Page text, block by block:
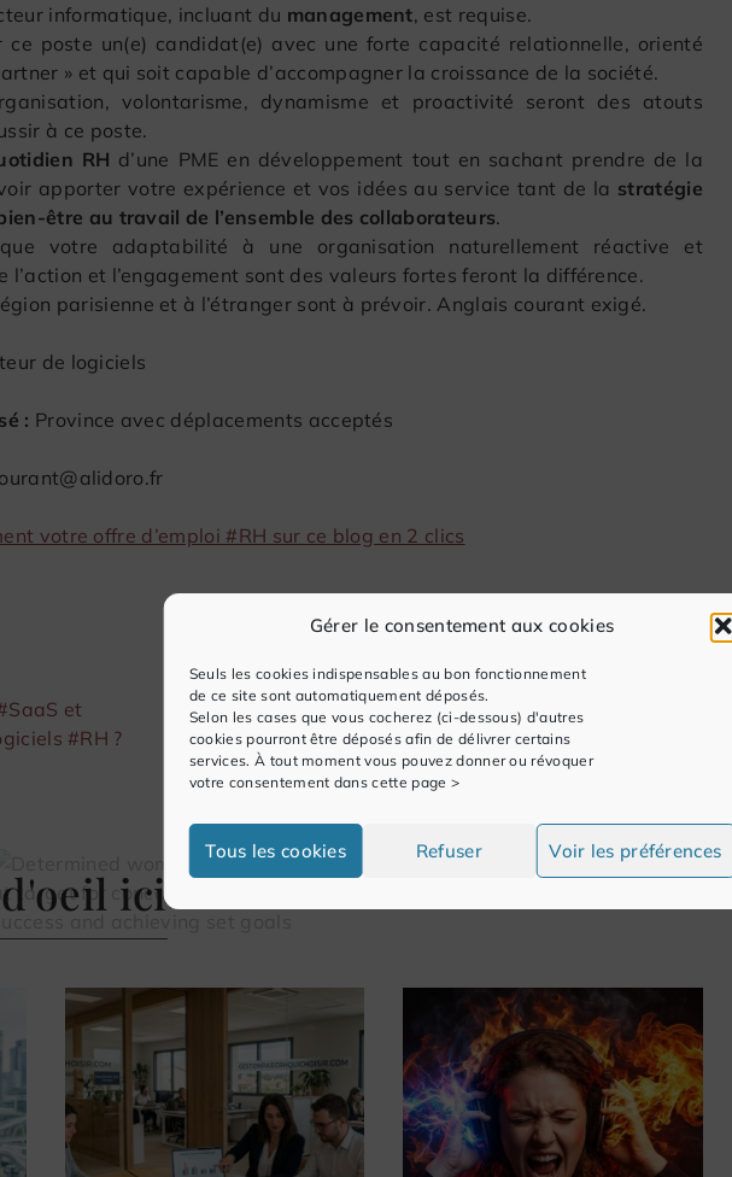
Gérer le consentement aux cookies
Seuls les cookies indispensables au bon fonctionnement
de ce site sont automatiquement déposés.
Selon les cases que vous cocherez (ci-dessous) d'autres
cookies pourront être déposés afin de délivrer certains
services. À tout moment vous pouvez donner ou révoquer
votre consentement dans cette page >
Tous les cookies Refuser Voir les préférences
informatique, incluant du management, est requise.
ce poste un(e) candidat(e) avec une forte capacité relationnelle, orienté
» et qui soit capable d’accompagner la croissance de la société.
volontarisme, dynamisme et proactivité seront des atouts
à ce poste.
RH d’une PME en développement tout en sachant prendre de la
apporter votre expérience et vos idées au service tant de la stratégie
être au travail de l’ensemble des collaborateurs.
votre adaptabilité à une organisation naturellement réactive et
l’action et l’engagement sont des valeurs fortes feront la différence.
parisienne et à l’étranger sont à prévoir. Anglais courant exigé.
de logiciels
: Province avec déplacements acceptés
votre offre d’emploi #RH sur ce blog en 2 clics
et
#RH ?
Dominique Michard: rech. poste expert #SIRH
#PAIE #GTA
ici